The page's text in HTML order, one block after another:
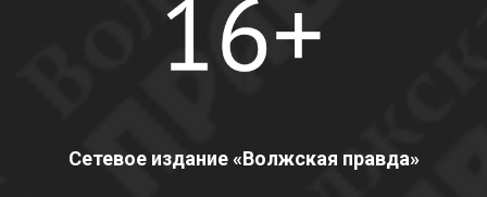
Сетевое издание «Волжская правда»